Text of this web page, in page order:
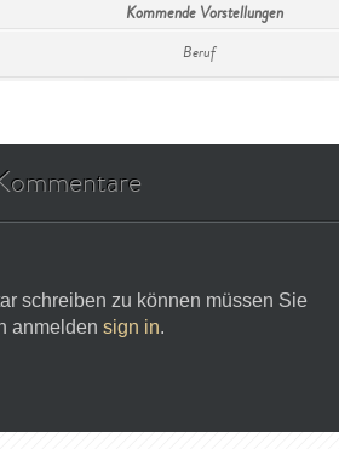
Kommende Vorstellungen
Beruf
schreiben zu können müssen Sie
anmelden sign in.